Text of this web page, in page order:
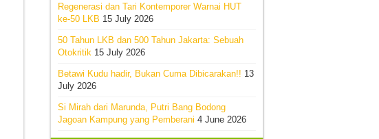
Regenerasi dan Tari Kontemporer Warnai HUT
ke-50 LKB 15 July 2026
50 Tahun LKB dan 500 Tahun Jakarta: Sebuah
Otokritik 15 July 2026
Betawi Kudu hadir, Bukan Cuma Dibicarakan!! 13
July 2026
Si Mirah dari Marunda, Putri Bang Bodong
Jagoan Kampung yang Pemberani 4 June 2026